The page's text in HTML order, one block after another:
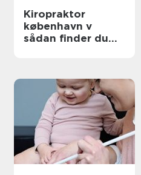
Kiropraktor
københavn v
sådan finder du